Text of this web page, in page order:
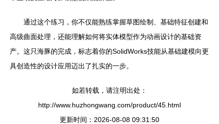
通过这个练习，你不仅能熟练掌握草图绘制、基础特征创建和
高级曲面处理，还能理解如何将实体模型作为动画设计的基础资
产。这只海豚的完成，标志着你的SolidWorks技能从基础建模向更
具创造性的设计应用迈出了扎实的一步。
如若转载，请注明出处：
http://www.huzhongwang.com/product/45.html
更新时间：2026-08-08 09:31:50